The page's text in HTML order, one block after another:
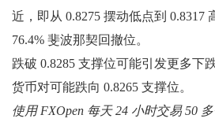
近，即从 0.8275 摆动低点到 0.8317
76.4% 斐波那契回撤位。
跌破 0.8285 支撑位可能引发更多下
货币对可能跌向 0.8265 支撑位。
使用 FXOpen 每天 24 小时交易 50